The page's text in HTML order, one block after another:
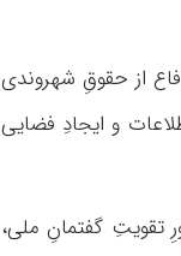
از حقوقِ شهروندی
و ایجادِ فضایی
تقویتِ گفتمانِ ملی،